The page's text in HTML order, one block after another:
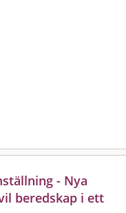
- Nya
beredskap i ett